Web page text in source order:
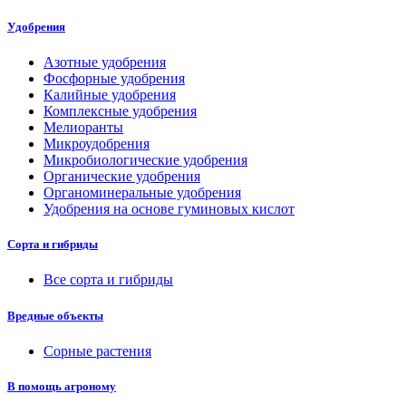
Удобрения
Азотные удобрения
Фосфорные удобрения
Калийные удобрения
Комплексные удобрения
Мелиоранты
Микроудобрения
Микробиологические удобрения
Органические удобрения
Органоминеральные удобрения
Удобрения на основе гуминовых кислот
Сорта и гибриды
Все сорта и гибриды
Вредные объекты
Сорные растения
В помощь агроному